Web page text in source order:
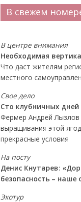
В свежем
В центре внимания
Необходимая
Что даст жителям
местного
Свое дело
Сто клубничных дней
Фермер Андрей
выращивания этой
прекрасные условия
На посту
Денис Кнутарев:
безопасность – наше
Экотур